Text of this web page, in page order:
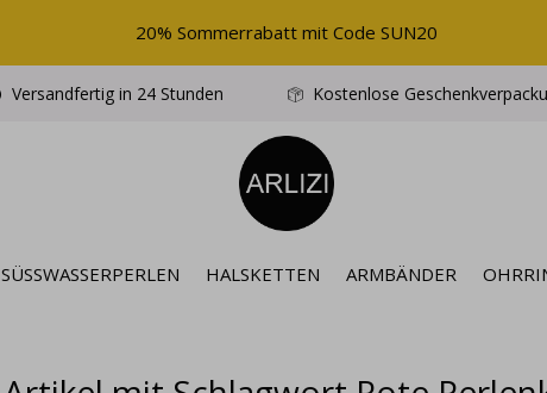
SÜSSWASSERPERLEN HALSKETTEN ARMBÄNDER
Versandfertig in 24 Stunden Kostenlose
20% Sommerrabatt mit Code SUN20